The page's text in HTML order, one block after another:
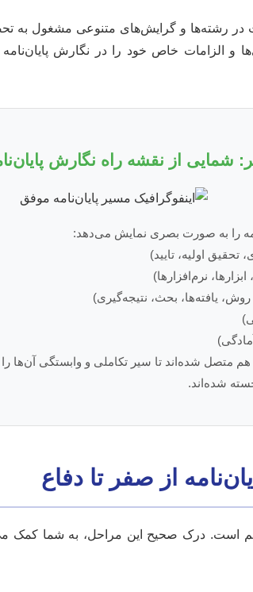
رشته‌ها و گرایش‌های متنوعی مشغول به
و الزامات خاص خود را در نگارش پایان‌نامه
شمایی از نقشه راه نگارش
را به صورت بصری نمایش می‌دهد:
تحقیق اولیه، تایید)
نرم‌افزارها)
روش، یافته‌ها، بحث، نتیجه‌گیری)
متصل شده‌اند تا سیر تکاملی و وابستگی آن‌ها
شده‌اند.
از صفر تا دفاع
است. درک صحیح این مراحل، به شما کمک